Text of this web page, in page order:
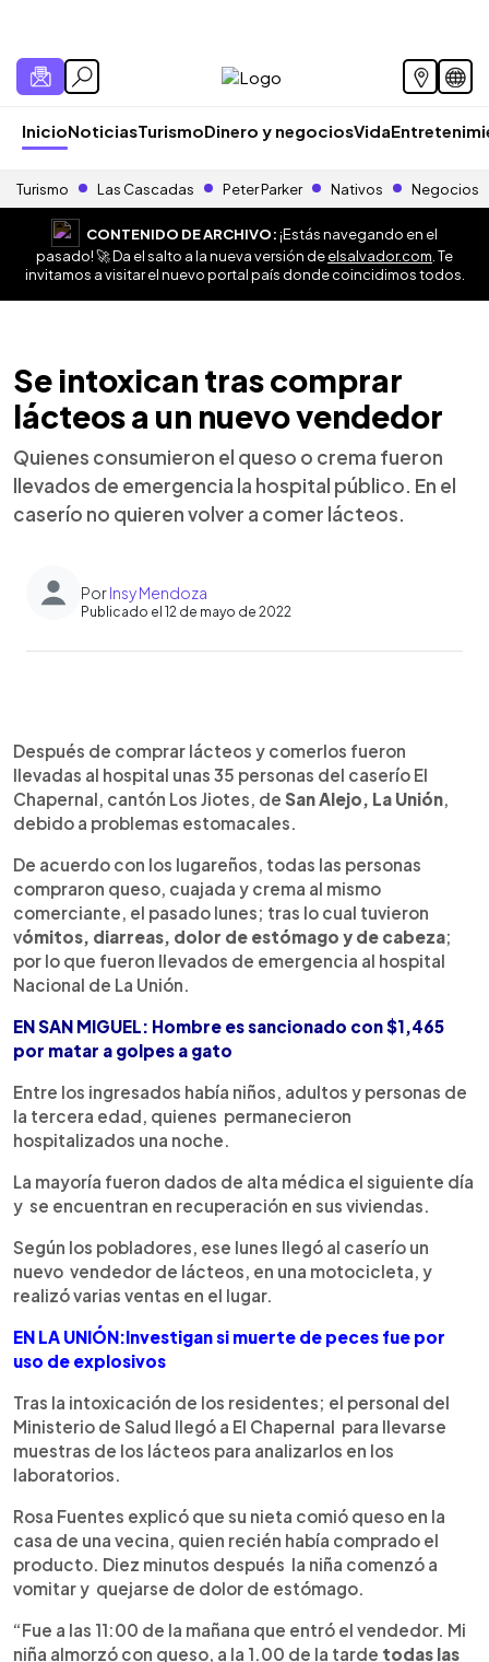
InicioNoticiasTurismoDinero y negociosVida
Turismo Las Cascadas Peter Parker Nativos Negocios
CONTENIDO DE ARCHIVO:¡Estás navegando en el
pasado! 🚀 Da el salto a la nueva versión deelsalvador.com . Te
invitamos a visitar el nuevo portal país donde coincidimos todos.
Se intoxican tras comprar
lácteos a un nuevo vendedor
Quienes consumieron el queso o crema fueron
llevados de emergencia la hospital público. En el
caserío no quieren volver a comer lácteos.
PorInsy Mendoza
Publicado el 12 de mayo de 2022
► Escuchar artículo
Después de comprar lácteos y comerlos fueron
llevadas al hospital unas 35 personas del caserío El
Chapernal, cantón Los Jiotes, de San Alejo, La Unión,
debido a problemas estomacales.
De acuerdo con los lugareños, todas las personas
compraron queso, cuajada y crema al mismo
comerciante, el pasado lunes; tras lo cual tuvieron
vómitos, diarreas, dolor de estómago y de cabeza;
por lo que fueron llevados de emergencia al hospital
Nacional de La Unión.
EN SAN MIGUEL: Hombre es sancionado con $1,465
por matar a golpes a gato
Entre los ingresados había niños, adultos y personas de
la tercera edad, quienes permanecieron
hospitalizados una noche.
La mayoría fueron dados de alta médica el siguiente día
y se encuentran en recuperación en sus viviendas.
Según los pobladores, ese lunes llegó al caserío un
nuevo vendedor de lácteos, en una motocicleta, y
realizó varias ventas en el lugar.
EN LA UNIÓN:Investigan si muerte de peces fue por
uso de explosivos
Tras la intoxicación de los residentes; el personal del
Ministerio de Salud llegó a El Chapernal para llevarse
muestras de los lácteos para analizarlos en los
laboratorios.
Rosa Fuentes explicó que su nieta comió queso en la
casa de una vecina, quien recién había comprado el
producto. Diez minutos después la niña comenzó a
vomitar y quejarse de dolor de estómago.
“Fue a las 11:00 de la mañana que entró el vendedor. Mi
niña almorzó con queso, a la 1.00 de la tarde todas las